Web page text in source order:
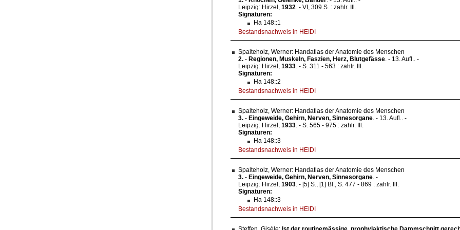
Leipzig: Hirzel, 1932 . - VI, 309 S. : zahlr. Ill.
Signaturen:
Ha 148::1
Bestandsnachweis in HEIDI
Spalteholz, Werner: Handatlas der Anatomie des Menschen
2. - Regionen, Muskeln, Faszien, Herz, Blutgefässe . - 13. Aufl.. -
Leipzig: Hirzel, 1933 . - S. 311 - 563 : zahlr. Ill.
Signaturen:
Ha 148::2
Bestandsnachweis in HEIDI
Spalteholz, Werner: Handatlas der Anatomie des Menschen
3. - Eingeweide, Gehirn, Nerven, Sinnesorgane . - 13. Aufl.. -
Leipzig: Hirzel, 1933 . - S. 565 - 975 : zahlr. Ill.
Signaturen:
Ha 148::3
Bestandsnachweis in HEIDI
Spalteholz, Werner: Handatlas der Anatomie des Menschen
3. - Eingeweide, Gehirn, Nerven, Sinnesorgane . -
Leipzig: Hirzel, 1903 . - [5] S., [1] Bl., S. 477 - 869 : zahlr. Ill.
Signaturen:
Ha 148::3
Bestandsnachweis in HEIDI